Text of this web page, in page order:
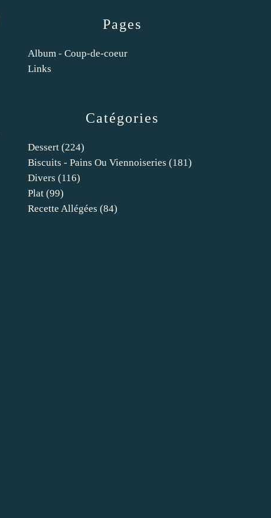
Catégories
Dessert (224)
Biscuits - Pains Ou Viennoiseries (181)
Divers (116)
Plat (99)
Recette Allégées (84)
Pages
Album - Coup-de-coeur
Links